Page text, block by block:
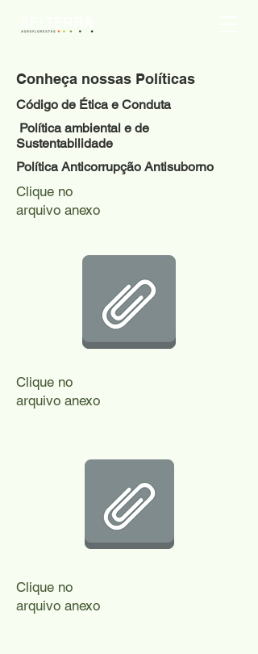
Conheça nossas Políticas
Código de Ética e Conduta
Política ambiental e de
Sustentabilidade
Política Anticorrupção Antisuborno
Clique no
arquivo anexo
Clique no
arquivo anexo
Clique no
arquivo anexo